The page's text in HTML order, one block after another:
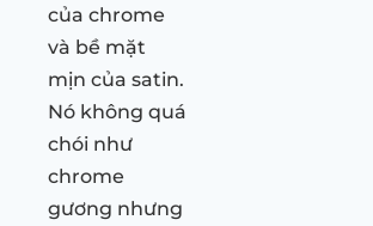
của chrome
và bề mặt
mịn của satin.
Nó không quá
chói như
chrome
gương nhưng